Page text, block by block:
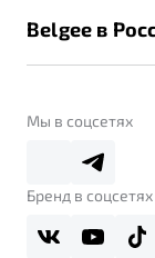
Помощь на
Belgee Линк
Belgee Плюс
Реферальная
Контакты
Belgee в
О дилерском
Правовая
Мы в соцсетях
Бренд в соцсетях